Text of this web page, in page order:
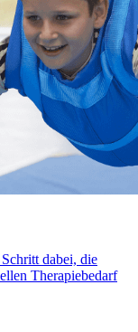
dabei, die
Therapiebedarf